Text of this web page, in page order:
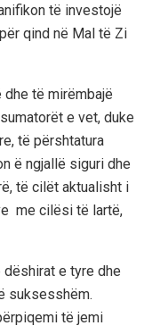
të investojë
qind në Mal të Zi
të mirëmbajë
e vet, duke
të përshtatura
ë ngjallë siguri dhe
të cilët aktualisht i
me cilësi të lartë,
e tyre dhe
suksesshëm.
të jemi